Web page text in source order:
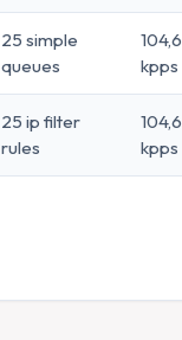
25 simple
queues
104,6
kpps
25 ip filter
rules
104,6
kpps